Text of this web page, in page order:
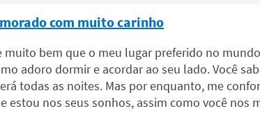
com muito carinho
muito bem que o meu lugar preferido no
adoro dormir e acordar ao seu lado. Você
todas as noites. Mas por enquanto, me
estou nos seus sonhos, assim como você nos